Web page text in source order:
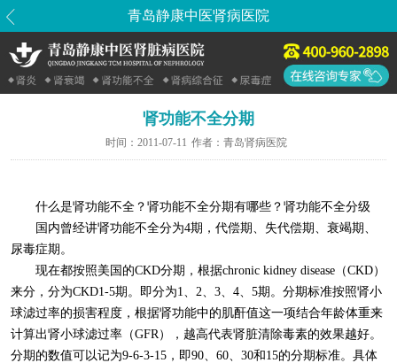
青岛静康中医肾病医院
肾功能不全分期
时间： 2011-07-11 作者： 青岛肾病医院
什么是肾功能不全？肾功能不全分期有哪些？肾功能不全分级
国内曾经讲肾功能不全分为4期，代偿期、失代偿期、衰竭期、
尿毒症期。
现在都按照美国的CKD分期，根据chronic kidney disease（CKD）
来分，分为CKD1-5期。即分为1、2、3、4、5期。分期标准按照肾小
球滤过率的损害程度，根据肾功能中的肌酐值这一项结合年龄体重来
计算出肾小球滤过率（GFR），越高代表肾脏清除毒素的效果越好。
分期的数值可以记为9-6-3-15，即90、60、30和15的分期标准。具体